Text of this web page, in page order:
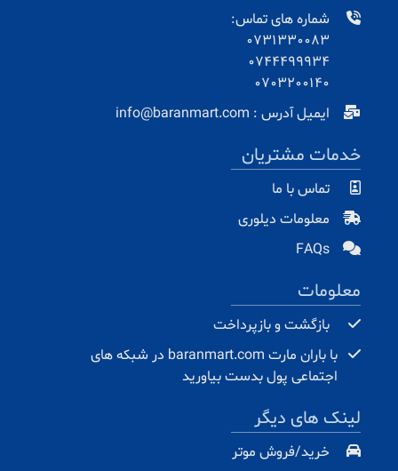
شماره های تماس:
0731330083
0744499934
0703200140
ایمیل آدرس : info@baranmart.com
خدمات مشتریان
تماس با ما
معلومات دیلوری
FAQs
معلومات
بازگشت و بازپرداخت
با باران مارت baranmart.com در شبکه های
اجتماعی پول بدست بیاورید
لینک های دیگر
خرید/فروش موتر